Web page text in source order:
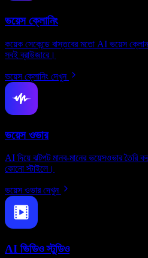
ভয়েস ক্লোনিং
কয়েক সেকেন্ডে বাস্তবের মতো AI ভয়েস
সবই ব্রাউজারে।
ভয়েস ক্লোনিং দেখুন
ভয়েস ওভার
AI দিয়ে ঝটপট মানব-মানের ভয়েসওভার তৈরি
কোনো স্টাইলে।
ভয়েস ওভার দেখুন
AI ভিডিও স্টুডিও